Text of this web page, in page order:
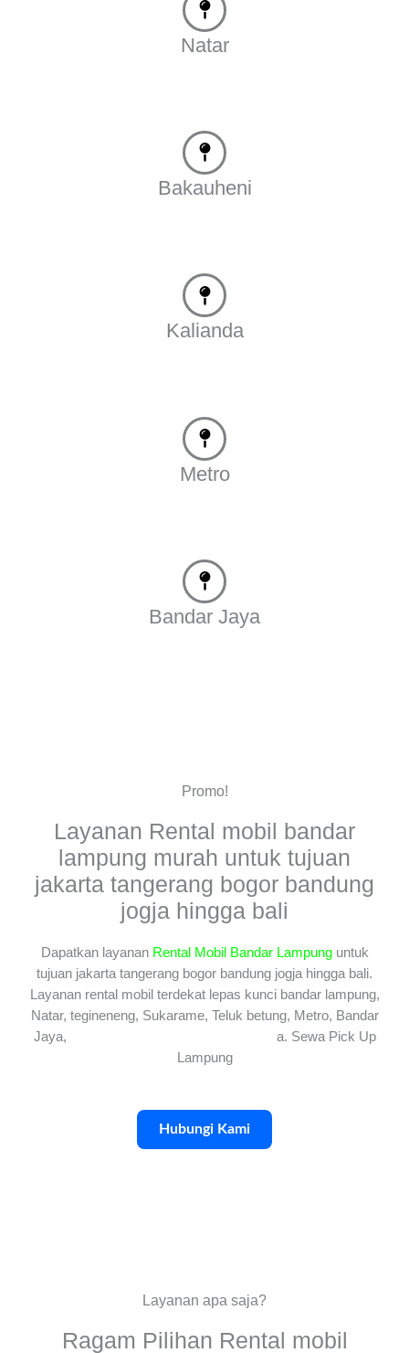
Natar
Bakauheni
Kalianda
Metro
Bandar Jaya
Promo!
Layanan Rental mobil bandar
lampung murah untuk tujuan
jakarta tangerang bogor bandung
jogja hingga bali
Dapatkan layanan Rental Mobil Bandar Lampunguntuk
tujuan jakarta tangerang bogor bandung jogja hingga bali.
Layanan rental mobil terdekat lepas kunci bandar lampung,
Natar, tegineneng, Sukarame, Teluk betung, Metro, Bandar
Jaya,
a. Sewa Pick Up
Lampung
Hubungi Kami
Layanan apa saja?
Ragam Pilihan Rental mobil